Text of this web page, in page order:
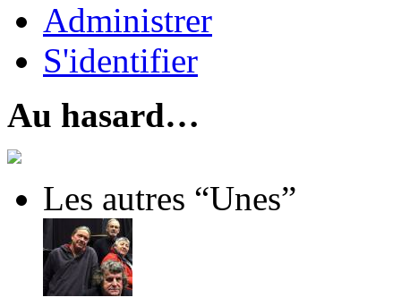
Administrer
S'identifier
Au hasard…
Les autres “Unes”